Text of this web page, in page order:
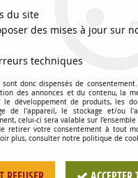
du site
des mises à jour sur
techniques
donc dispensés de
des annonces et du contenu, la
développement de produits, les
de l'appareil, le stockage et/ou
celui-ci sera valable sur l’ensemble
retirer votre consentement à tout
plus, consulter notre politique de